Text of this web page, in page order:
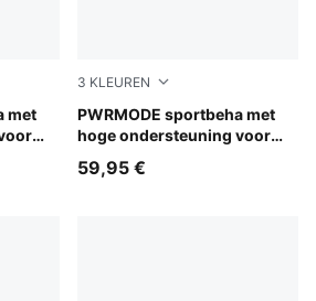
met
3 KLEUREN
PWRMODE sportbeha met
hoge ondersteuning voor
Puma Black
59,95 €